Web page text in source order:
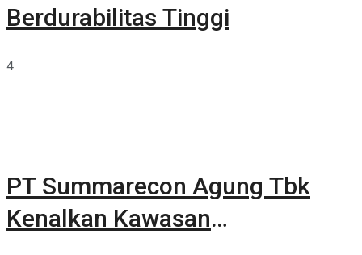
Berdurabilitas Tinggi
4
PT Summarecon Agung Tbk
Kenalkan Kawasan